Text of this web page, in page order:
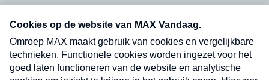
nieuwsbrief. Elke vrijdag- en dinsdagochtend in
uw mailbox.
Verzend